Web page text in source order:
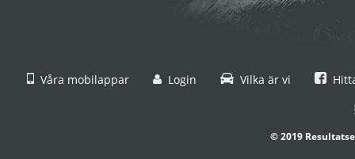
Våra mobilappar Login Vilka är vi
© 2019